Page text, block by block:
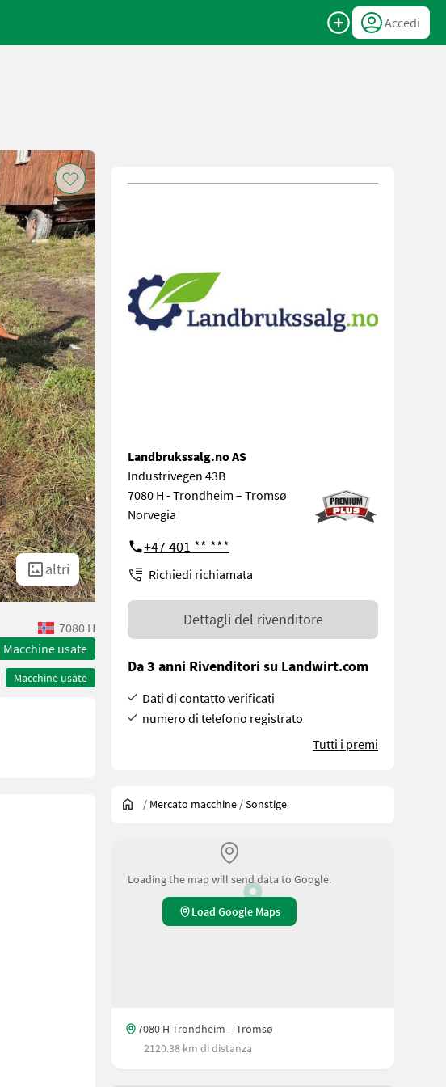
Accedi
altri
7080 H
Macchine usate
Macchine usate
Landbrukssalg.no AS
Industrivegen 43B
7080 H - Trondheim – Tromsø
Norvegia
+47 401 ** ***
Richiedi richiamata
Dettagli del rivenditore
Da 3 anni Rivenditori su Landwirt.com
Dati di contatto verificati
numero di telefono registrato
Tutti i premi
/ Mercato macchine /Sonstige
Loading the map will send data to Google.
Load Google Maps
7080 H Trondheim – Tromsø
2120.38 km di distanza